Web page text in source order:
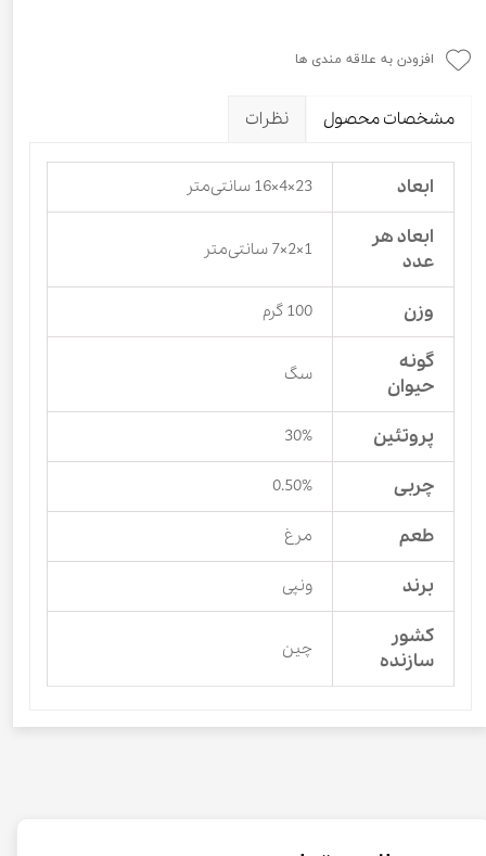
افزودن به علاقه مندی ها
مشخصات محصول نظرات
ابعاد 23×4×16 سانتی‌متر
ابعاد هر
عدد
1×2×7 سانتی‌متر
وزن 100 گرم
گونه
حیوان
سگ
پروتئین 30%
چربی 0.50%
طعم مرغ
برند ونپی
کشور
سازنده
چین